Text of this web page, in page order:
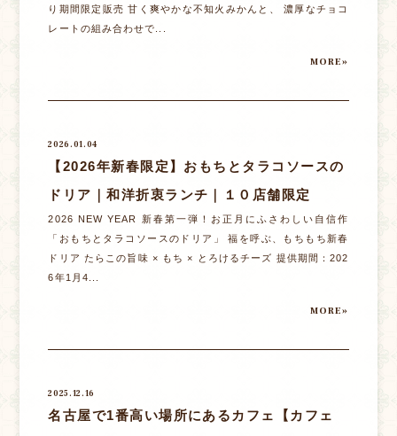
り期間限定販売 甘く爽やかな不知火みかんと、 濃厚なチョコ
レートの組み合わせで...
MORE»
2026.01.04
【2026年新春限定】おもちとタラコソースの
ドリア｜和洋折衷ランチ｜１０店舗限定
2026 NEW YEAR 新春第一弾！お正月にふさわしい自信作
「おもちとタラコソースのドリア」 福を呼ぶ、もちもち新春
ドリア たらこの旨味 × もち × とろけるチーズ 提供期間：202
6年1月4...
MORE»
2025.12.16
名古屋で1番高い場所にあるカフェ【カフェ